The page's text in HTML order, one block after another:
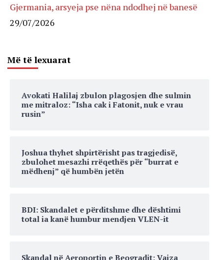
Gjermania, arsyeja pse nëna ndodhej në banesë
29/07/2026
Më të lexuarat
Avokati Halilaj zbulon plagosjen dhe sulmin
me mitraloz: “Isha cak i Fatonit, nuk e vrau
rusin”
Joshua thyhet shpirtërisht pas tragjedisë,
zbulohet mesazhi rrëqethës për “burrat e
mëdhenj” që humbën jetën
BDI: Skandalet e përditshme dhe dështimi
total ia kanë humbur mendjen VLEN-it
Skandal në Aeroportin e Beogradit: Vajza